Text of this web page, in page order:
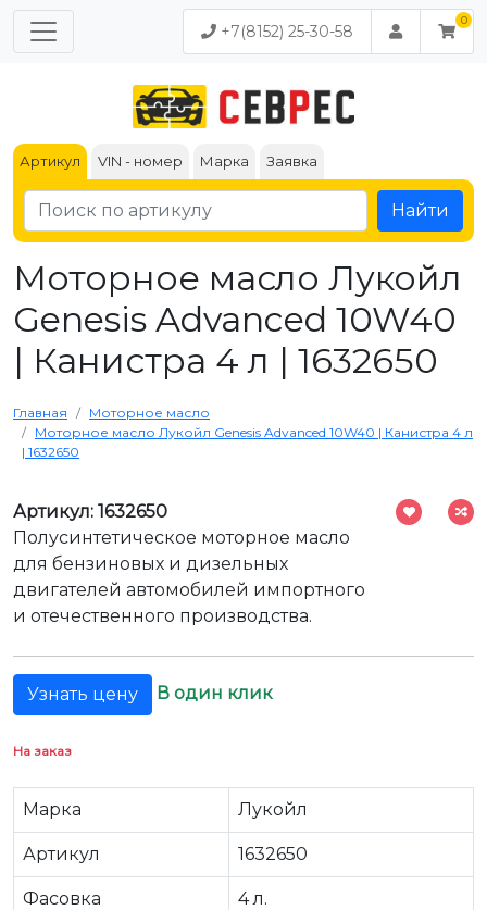
+7(8152) 25-30-58
Артикул VIN - номер Марка Заявка
Найти
Моторное масло Лукойл
Genesis Advanced 10W40
| Канистра 4 л | 1632650
Главная
Моторное масло
Моторное масло Лукойл Genesis Advanced 10W40 | Канистра 4 л
| 1632650
Артикул: 1632650
Полусинтетическое моторное масло
для бензиновых и дизельных
двигателей автомобилей импортного
и отечественного производства.
Узнать цену В один клик
На заказ
Марка Лукойл
Артикул 1632650
Фасовка 4 л.